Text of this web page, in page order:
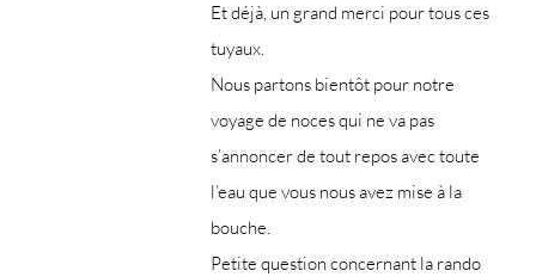
Et déjà, un grand merci pour tous ces
tuyaux.
Nous partons bientôt pour notre
voyage de noces qui ne va pas
s’annoncer de tout repos avec toute
l’eau que vous nous avez mise à la
bouche.
Petite question concernant la rando